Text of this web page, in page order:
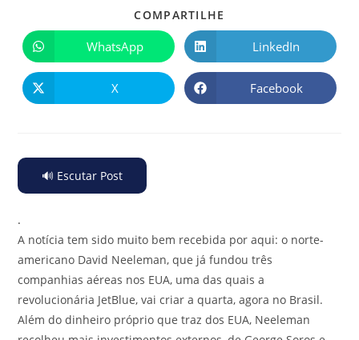
COMPARTILHE
WhatsApp LinkedIn
X Facebook
🔊 Escutar Post
.
A notícia tem sido muito bem recebida por aqui: o norte-
americano David Neeleman, que já fundou três
companhias aéreas nos EUA, uma das quais a
revolucionária JetBlue, vai criar a quarta, agora no Brasil.
Além do dinheiro próprio que traz dos EUA, Neeleman